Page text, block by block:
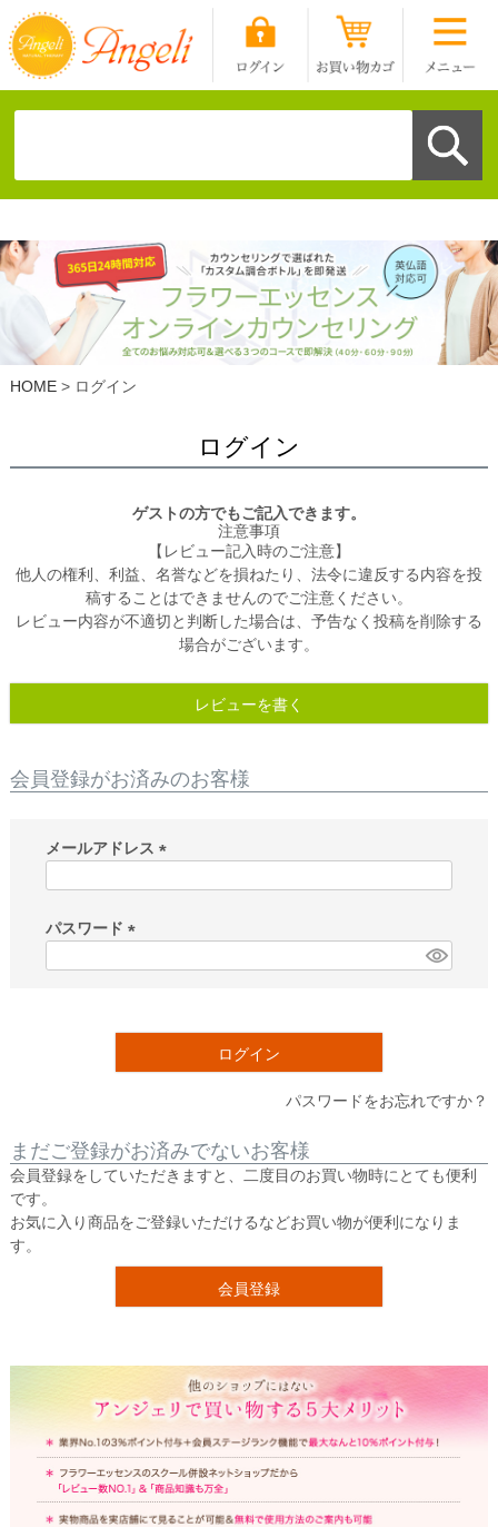
HOME ログイン
ログイン
ゲストの方でもご記入できます。
注意事項
【レビュー記入時のご注意】
他人の権利、利益、名誉などを損ねたり、法令に違反する内容を投
稿することはできませんのでご注意ください。
レビュー内容が不適切と判断した場合は、予告なく投稿を削除する
場合がございます。
レビューを書く
会員登録がお済みのお客様
メールアドレス
)
パスワード
ログイン
パスワードをお忘れですか？
まだご登録がお済みでないお客様
会員登録をしていただきますと、二度目のお買い物時にとても便利
です。
お気に入り商品をご登録いただけるなどお買い物が便利になりま
す。
会員登録